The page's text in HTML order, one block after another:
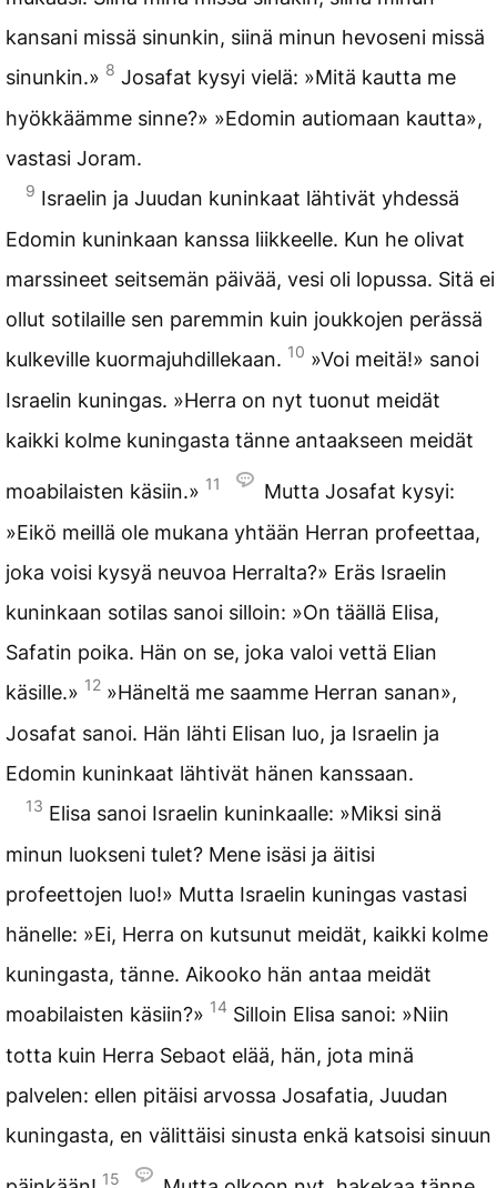
kansani missä sinunkin, siinä minun hevoseni missä
sinunkin.» 8 Josafat kysyi vielä: »Mitä kautta me
hyökkäämme sinne?» »Edomin autiomaan kautta»,
vastasi Joram.
9 Israelin ja Juudan kuninkaat lähtivät yhdessä
Edomin kuninkaan kanssa liikkeelle. Kun he olivat
marssineet seitsemän päivää, vesi oli lopussa. Sitä ei
ollut sotilaille sen paremmin kuin joukkojen perässä
kulkeville kuormajuhdillekaan. 10 »Voi meitä!» sanoi
Israelin kuningas. »Herra on nyt tuonut meidät
kaikki kolme kuningasta tänne antaakseen meidät
moabilaisten käsiin.» 11
Mutta Josafat kysyi:
»Eikö meillä ole mukana yhtään Herran profeettaa,
joka voisi kysyä neuvoa Herralta?» Eräs Israelin
kuninkaan sotilas sanoi silloin: »On täällä Elisa,
Safatin poika. Hän on se, joka valoi vettä Elian
käsille.» 12 »Häneltä me saamme Herran sanan»,
Josafat sanoi. Hän lähti Elisan luo, ja Israelin ja
Edomin kuninkaat lähtivät hänen kanssaan.
13 Elisa sanoi Israelin kuninkaalle: »Miksi sinä
minun luokseni tulet? Mene isäsi ja äitisi
profeettojen luo!» Mutta Israelin kuningas vastasi
hänelle: »Ei, Herra on kutsunut meidät, kaikki kolme
kuningasta, tänne. Aikooko hän antaa meidät
moabilaisten käsiin?» 14 Silloin Elisa sanoi: »Niin
totta kuin Herra Sebaot elää, hän, jota minä
palvelen: ellen pitäisi arvossa Josafatia, Juudan
kuningasta, en välittäisi sinusta enkä katsoisi sinuun
15